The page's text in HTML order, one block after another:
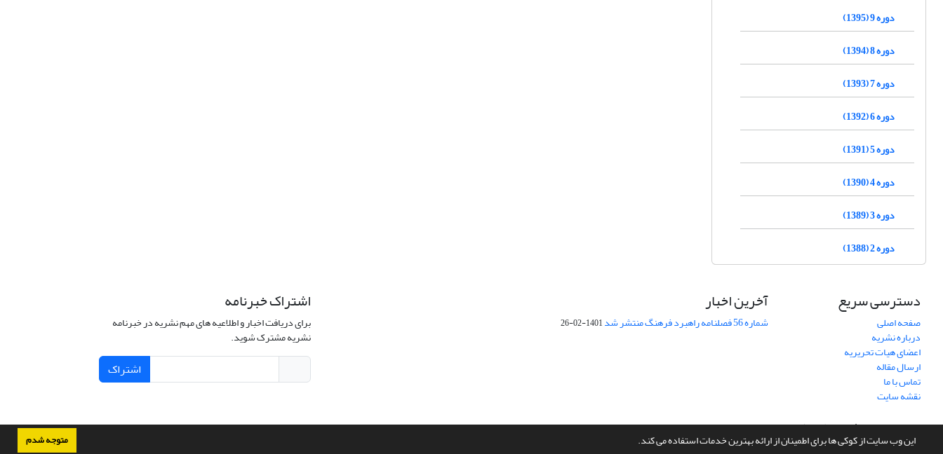
این وب سایت از کوکی ها برای اطمینان از ارائه بهترین خدمات استفاده می کند. متوجه شدم
دوره 9 (1395)
دوره 8 (1394)
دوره 7 (1393)
دوره 6 (1392)
دوره 5 (1391)
دوره 4 (1390)
دوره 3 (1389)
دوره 2 (1388)
دسترسی سریع
صفحه اصلی
درباره نشریه
اعضای هیات تحریریه
ارسال مقاله
تماس با ما
نقشه سایت
آخرین اخبار
شماره 56 فصلنامه راهبرد فرهنگ منتشر شد 1401-02-26
اشتراک خبرنامه
برای دریافت اخبار و اطلاعیه های مهم نشریه در خبرنامه
نشریه مشترک شوید.
اشتراک
سامانه مدیریت نشریات علمی.طراحی و پیاده سازی ازسیناوب